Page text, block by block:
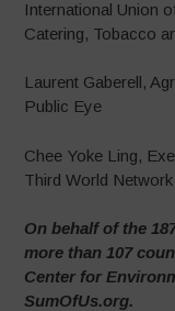
International Union
Catering, Tobacco
Laurent Gaberell,
Public Eye
Chee Yoke Ling,
Third World Network
On behalf of the
more than 107
Center for
SumOfUs.org.